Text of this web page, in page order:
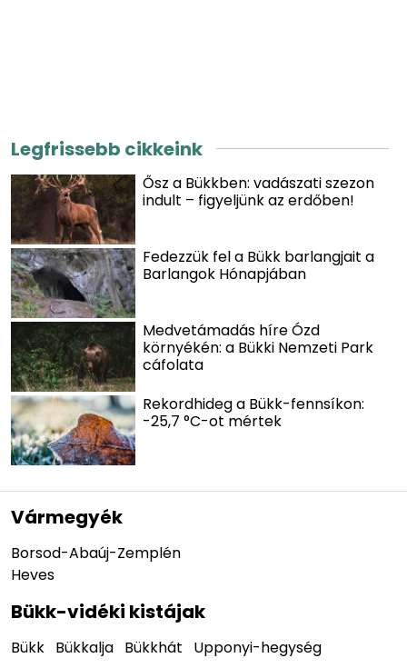
Legfrissebb cikkeink
Ősz a Bükkben: vadászati szezon
indult – figyeljünk az erdőben!
Fedezzük fel a Bükk barlangjait a
Barlangok Hónapjában
Medvetámadás híre Ózd
környékén: a Bükki Nemzeti Park
cáfolata
Rekordhideg a Bükk-fennsíkon:
-25,7 °C-ot mértek
Vármegyék
Borsod-Abaúj-Zemplén
Heves
Bükk-vidéki kistájak
Bükk Bükkalja Bükkhát Upponyi-hegység